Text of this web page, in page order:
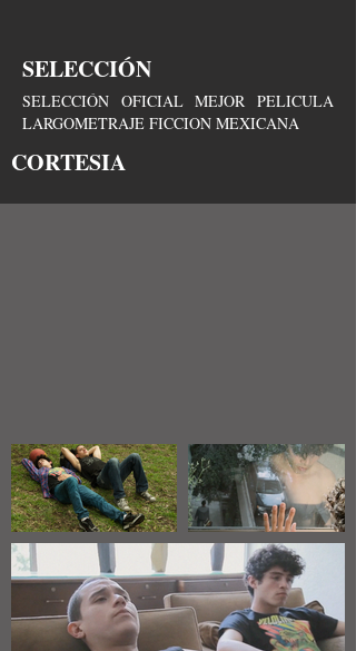
SELECCIÓN
SELECCIÓN OFICIAL MEJOR PELICULA
LARGOMETRAJE FICCION MEXICANA
CORTESIA